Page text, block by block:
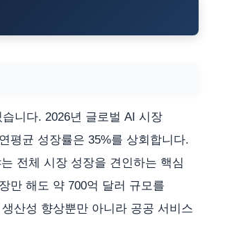
니다. 2026년 글로벌 AI 시장
평균 성장률은 35%를 상회합니다.
전체 시장 성장을 견인하는 핵심
만 해도 약 700억 달러 규모를
산성 향상뿐만 아니라 공공 서비스